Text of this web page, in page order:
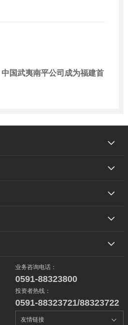
国武夷南平公司成为福建首
业务咨询电话：
0591-88323800
投资者热线：
0591-88323721/88323722